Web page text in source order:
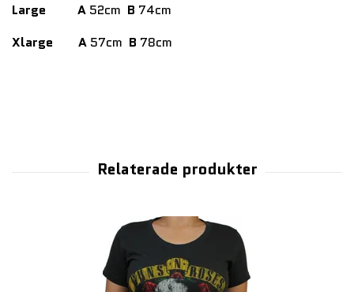
Large
A 52cm B 74cm
Xlarge
A 57cm B 78cm